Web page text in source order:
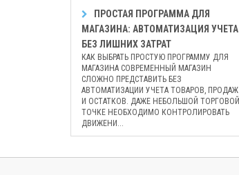
ПРОСТАЯ ПРОГРАММА ДЛЯ
МАГАЗИНА: АВТОМАТИЗАЦИЯ УЧЕТА
БЕЗ ЛИШНИХ ЗАТРАТ
КАК ВЫБРАТЬ ПРОСТУЮ ПРОГРАММУ ДЛЯ
МАГАЗИНА СОВРЕМЕННЫЙ МАГАЗИН
СЛОЖНО ПРЕДСТАВИТЬ БЕЗ
АВТОМАТИЗАЦИИ УЧЕТА ТОВАРОВ, ПРОДАЖ
И ОСТАТКОВ. ДАЖЕ НЕБОЛЬШОЙ ТОРГОВОЙ
ТОЧКЕ НЕОБХОДИМО КОНТРОЛИРОВАТЬ
ДВИЖЕНИ...